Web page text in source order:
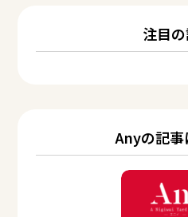
注目
Anyの記事